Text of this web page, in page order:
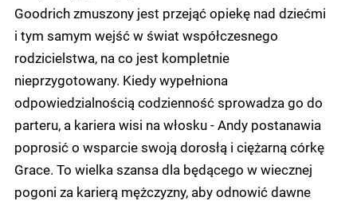
Goodrich zmuszony jest przejąć opiekę nad dziećmi
i tym samym wejść w świat współczesnego
rodzicielstwa, na co jest kompletnie
nieprzygotowany. Kiedy wypełniona
odpowiedzialnością codzienność sprowadza go do
parteru, a kariera wisi na włosku - Andy postanawia
poprosić o wsparcie swoją dorosłą i ciężarną córkę
Grace. To wielka szansa dla będącego w wiecznej
pogoni za karierą mężczyzny, aby odnowić dawne